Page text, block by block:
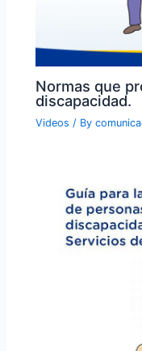
Normas que
discapacidad.
Videos / By